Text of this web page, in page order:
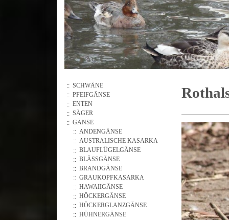
SCHWÄNE
PFEIFGÄNSE
ENTEN
SÄGER
GÄNSE
ANDENGÄNSE
AUSTRALISCHE KASARKA
BLAUFLÜGELGÄNSE
BLÄSSGÄNSE
BRANDGÄNSE
GRAUKOPFKASARKA
HAWAIIGÄNSE
HÖCKERGÄNSE
HÖCKERGLANZGÄNSE
HÜHNERGÄNSE